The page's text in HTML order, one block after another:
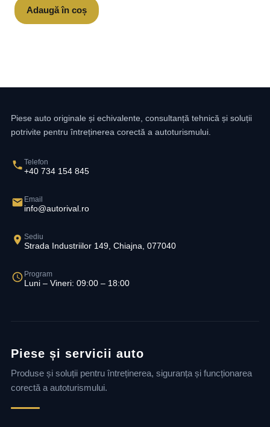
Adaugă în coș
Piese auto originale și echivalente, consultanță tehnică și soluții
potrivite pentru întreținerea corectă a autoturismului.
Telefon
+40 734 154 845
Email
info@autorival.ro
Sediu
Strada Industriilor 149, Chiajna, 077040
Program
Luni – Vineri: 09:00 – 18:00
Piese și servicii auto
Produse și soluții pentru întreținerea, siguranța și funcționarea
corectă a autoturismului.